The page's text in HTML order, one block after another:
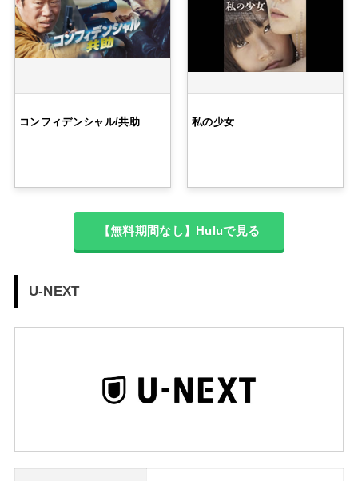
コンフィデンシャル/共助 私の少女
【無料期間なし】Huluで見る
U-NEXT